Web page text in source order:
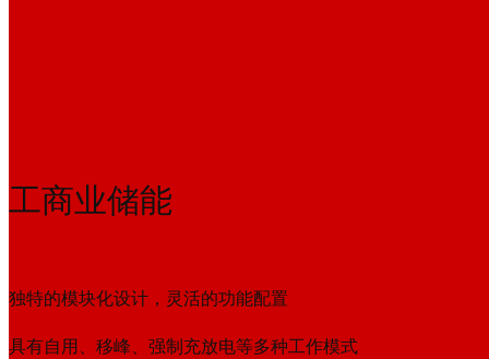
工商业储能
独特的模块化设计，灵活的功能配置
具有自用、移峰、强制充放电等多种工作模式